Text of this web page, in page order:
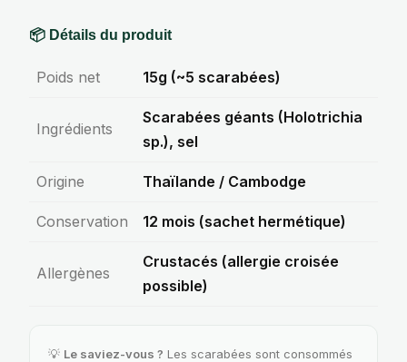
📦 Détails du produit
Poids net 15g (~5 scarabées)
Ingrédients
Scarabées géants (Holotrichia
sp.), sel
Origine Thaïlande / Cambodge
Conservation 12 mois (sachet hermétique)
Allergènes
Crustacés (allergie croisée
possible)
💡 Le saviez-vous ? Les scarabées sont consommés